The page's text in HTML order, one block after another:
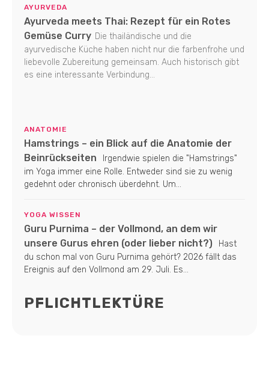
AYURVEDA
Ayurveda meets Thai: Rezept für ein Rotes
Gemüse Curry Die thailändische und die
ayurvedische Küche haben nicht nur die farbenfrohe und
liebevolle Zubereitung gemeinsam. Auch historisch gibt
es eine interessante Verbindung...
ANATOMIE
Hamstrings – ein Blick auf die Anatomie der
Beinrückseiten
Irgendwie spielen die "Hamstrings"
im Yoga immer eine Rolle. Entweder sind sie zu wenig
gedehnt oder chronisch überdehnt. Um...
YOGA WISSEN
Guru Purnima – der Vollmond, an dem wir
unsere Gurus ehren (oder lieber nicht?)
Hast
du schon mal von Guru Purnima gehört? 2026 fällt das
Ereignis auf den Vollmond am 29. Juli. Es...
PFLICHTLEKTÜRE